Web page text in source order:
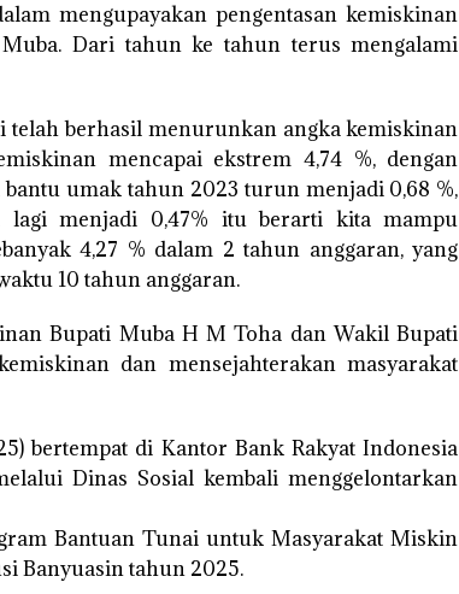
mengupayakan pengentasan kemiskinan
Dari tahun ke tahun terus mengalami
berhasil menurunkan angka kemiskinan
mencapai ekstrem 4,74 %, dengan
umak tahun 2023 turun menjadi 0,68 %,
menjadi 0,47% itu berarti kita mampu
4,27 % dalam 2 tahun anggaran, yang
10 tahun anggaran.
Bupati Muba H M Toha dan Wakil Bupati
dan mensejahterakan masyarakat
bertempat di Kantor Bank Rakyat Indonesia
Dinas Sosial kembali menggelontarkan
Bantuan Tunai untuk Masyarakat Miskin
Banyuasin tahun 2025.